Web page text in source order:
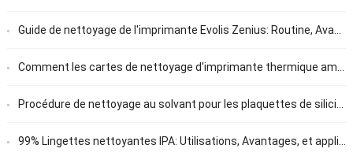
Guide de nettoyage de l'imprimante Evolis Zenius: Routine, Avancé, et conseils de nettoyage des têtes d'impression
Comment les cartes de nettoyage d'imprimante thermique améliorent la qualité d'impression
Procédure de nettoyage au solvant pour les plaquettes de silicium
99% Lingettes nettoyantes IPA: Utilisations, Avantages, et applications expliquées